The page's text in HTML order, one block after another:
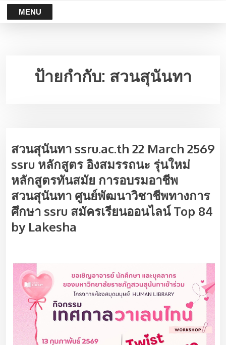
MENU
ป้ายกำกับ: สวนสุนันทา
สวนสุนันทา ssru.ac.th 22 March 2569
ssru หลักสูตร อิงสมรรถนะ รุ่นใหม่
หลักสูตรทันสมัย การอบรมอาชีพ
สวนสุนันทา ศูนย์พัฒนาวิชาชีพทางการ
ศึกษา ssru สมัครเรียนออนไลน์ Top 84
by Lakesha